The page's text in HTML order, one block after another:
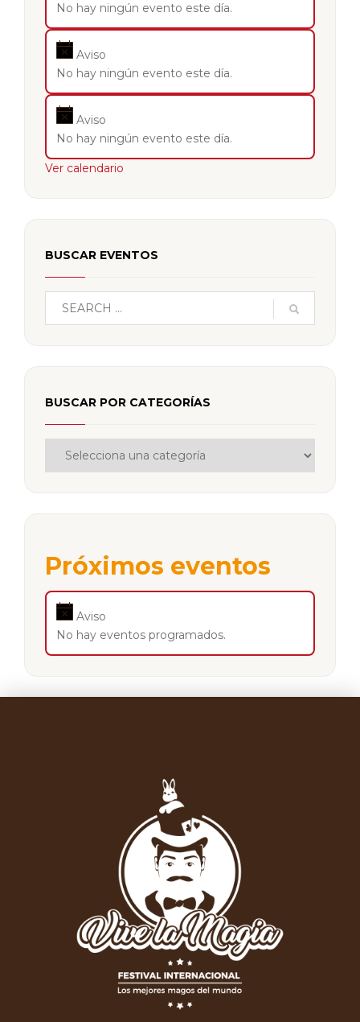
No hay ningún evento este día.
Aviso
No hay ningún evento este día.
Aviso
No hay ningún evento este día.
Ver calendario
BUSCAR EVENTOS
BUSCAR POR CATEGORÍAS
Próximos eventos
Aviso
No hay eventos programados.